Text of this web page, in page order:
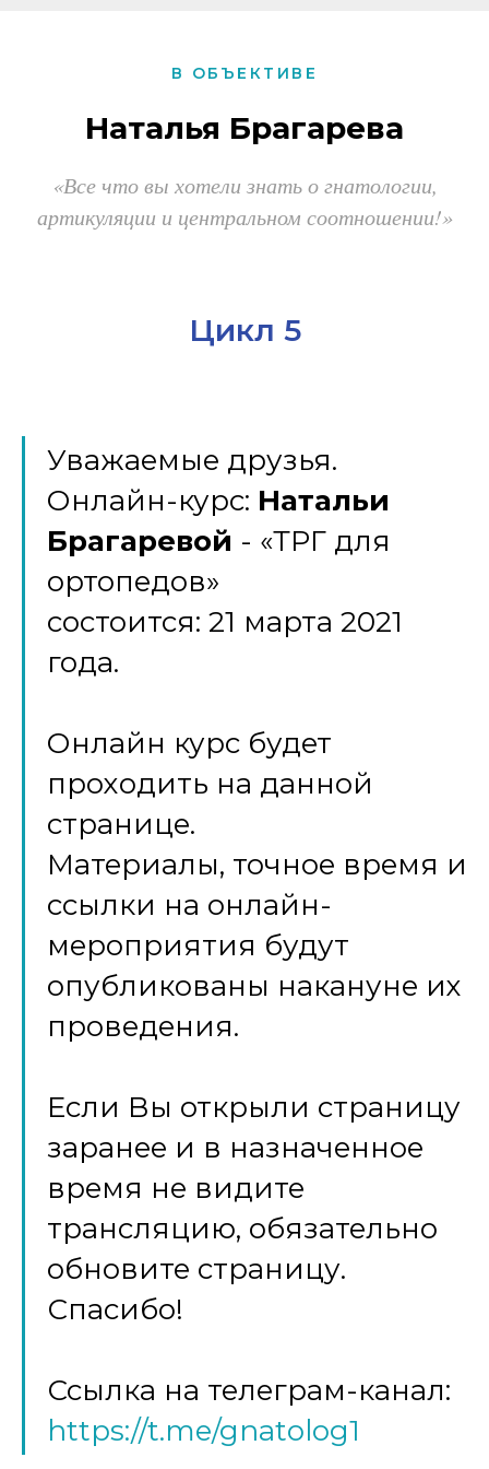
В ОБЪЕКТИВЕ
Наталья Брагарева
«Все что вы хотели знать о гнатологии,
артикуляции и центральном соотношении!»
Цикл 5
Уважаемые друзья.
Онлайн-курс: Натальи
Брагаревой - «ТРГ для
ортопедов»
состоится: 21 марта 2021
года.
Онлайн курс будет
проходить на данной
странице.
Материалы, точное время и
ссылки на онлайн-
мероприятия будут
опубликованы накануне их
проведения.
Если Вы открыли страницу
заранее и в назначенное
время не видите
трансляцию, обязательно
обновите страницу.
Спасибо!
Ссылка на телеграм-канал:
https://t.me/gnatolog1